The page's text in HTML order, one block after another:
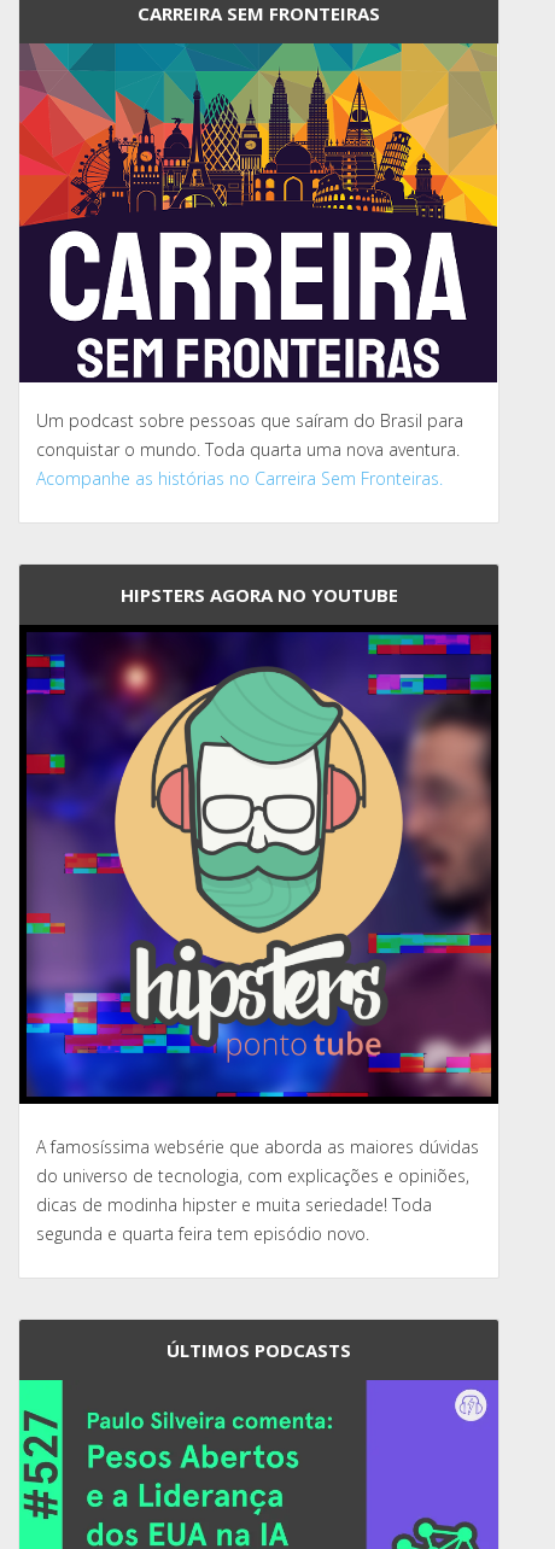
CARREIRA SEM FRONTEIRAS
Um podcast sobre pessoas que saíram do Brasil para
conquistar o mundo. Toda quarta uma nova aventura.
Acompanhe as histórias no Carreira Sem Fronteiras.
HIPSTERS AGORA NO YOUTUBE
A famosíssima websérie que aborda as maiores dúvidas
do universo de tecnologia, com explicações e opiniões,
dicas de modinha hipster e muita seriedade! Toda
segunda e quarta feira tem episódio novo.
ÚLTIMOS PODCASTS